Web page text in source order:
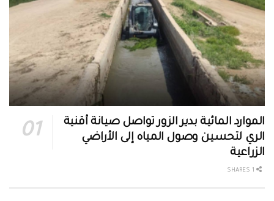
الموارد المائية بدير الزور تواصل صيانة أقنية
الري لتحسين وصول المياه إلى الأراضي
الزراعية